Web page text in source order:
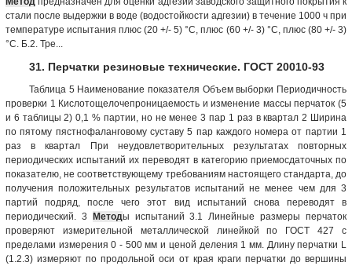
стали после выдержки в воде (водостойкости адгезии) в течение 1000 ч при
температуре испытания плюс (20 +/- 5) °C, плюс (60 +/- 3) °C, плюс (80 +/- 3)
°C. Б.2. Тре...
31. Перчатки резиновые технические. ГОСТ 20010-93
Таблица 5 Наименование показателя Объем выборки Периодичность
проверки 1 Кислотощелочепроницаемость и изменение массы перчаток (5
и 6 таблицы 2) 0,1 % партии, но не менее 3 пар 1 раз в квартал 2 Ширина
по пятому пястнофаланговому суставу 5 пар каждого номера от партии 1
раз в квартал При неудовлетворительных результатах повторных
периодических испытаний их переводят в категорию приемосдаточных по
показателю, не соответствующему требованиям настоящего стандарта, до
получения положительных результатов испытаний не менее чем для 3
партий подряд, после чего этот вид испытаний снова переводят в
периодический. 3 Методы испытаний 3.1 Линейные размеры перчаток
проверяют измерительной металлической линейкой по ГОСТ 427 с
пределами измерения 0 - 500 мм и ценой деления 1 мм. Длину перчатки L
(1.2.3) измеряют по продольной оси от края краги перчатки до вершины